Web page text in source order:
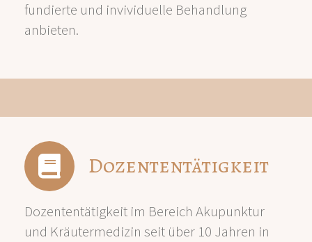
fundierte und invividuelle Behandlung
anbieten.
Dozententätigkeit
Dozententätigkeit im Bereich Akupunktur
und Kräutermedizin seit über 10 Jahren in